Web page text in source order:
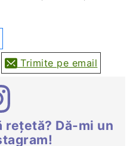
Trimite pe email
rețetă? Dă-mi un